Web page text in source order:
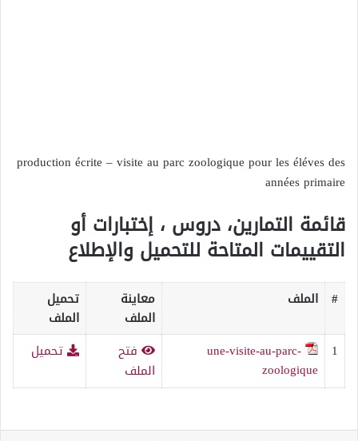
production écrite – visite au parc zoologique pour les éléves des
années primaire
قائمة التمارين، دروس ، إختبارات أو
التقييمات المتاحة للتحميل والإطلاع
# الملف
معاينة
الملف
تحميل
الملف
1
une-visite-au-parc-
zoologique
فتح
الملف
تحميل